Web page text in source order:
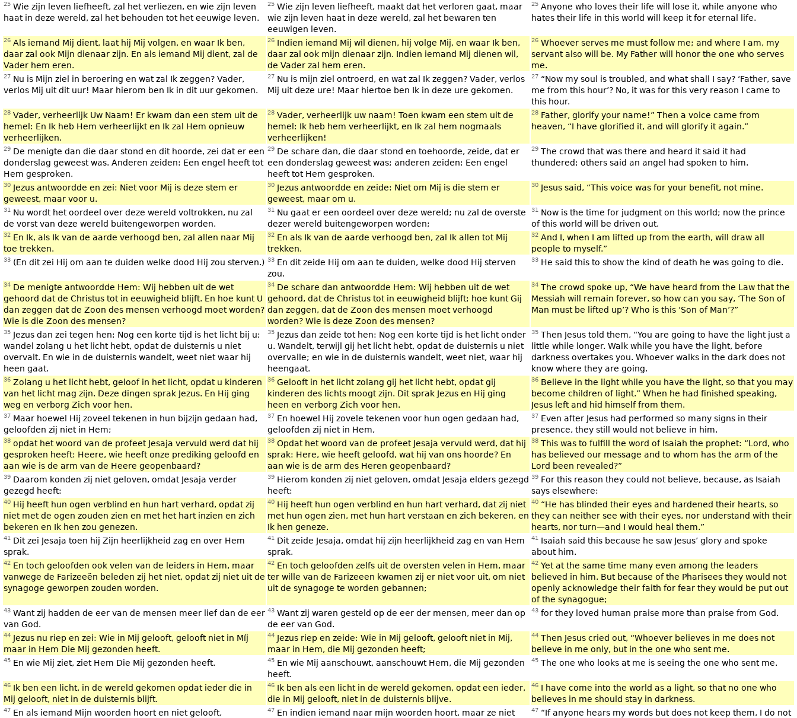
25 Wie zijn leven liefheeft, zal het verliezen, en wie zijn leven
haat in deze wereld, zal het behouden tot het eeuwige leven.
25 Wie zijn leven liefheeft, maakt dat het verloren gaat, maar
wie zijn leven haat in deze wereld, zal het bewaren ten
eeuwigen leven.
25 Anyone who loves their life will lose it, while anyone who
hates their life in this world will keep it for eternal life.
26 Als iemand Mij dient, laat hij Mij volgen, en waar Ik ben,
daar zal ook Mijn dienaar zijn. En als iemand Mij dient, zal de
Vader hem eren.
26 Indien iemand Mij wil dienen, hij volge Mij, en waar Ik ben,
daar zal ook mijn dienaar zijn. Indien iemand Mij dienen wil,
de Vader zal hem eren.
26 Whoever serves me must follow me; and where I am, my
servant also will be. My Father will honor the one who serves
me.
27 Nu is Mijn ziel in beroering en wat zal Ik zeggen? Vader,
verlos Mij uit dit uur! Maar hierom ben Ik in dit uur gekomen.
27 Nu is mijn ziel ontroerd, en wat zal Ik zeggen? Vader, verlos
Mij uit deze ure! Maar hiertoe ben Ik in deze ure gekomen.
27 “Now my soul is troubled, and what shall I say? ‘Father, save
me from this hour’? No, it was for this very reason I came to
this hour.
28 Vader, verheerlijk Uw Naam! Er kwam dan een stem uit de
hemel: En Ik heb Hem verheerlijkt en Ik zal Hem opnieuw
verheerlijken.
28 Vader, verheerlijk uw naam! Toen kwam een stem uit de
hemel: Ik heb hem verheerlijkt, en Ik zal hem nogmaals
verheerlijken!
28 Father, glorify your name!” Then a voice came from
heaven, “I have glorified it, and will glorify it again.”
29 De menigte dan die daar stond en dit hoorde, zei dat er een
donderslag geweest was. Anderen zeiden: Een engel heeft tot
Hem gesproken.
29 De schare dan, die daar stond en toehoorde, zeide, dat er
een donderslag geweest was; anderen zeiden: Een engel
heeft tot Hem gesproken.
29 The crowd that was there and heard it said it had
thundered; others said an angel had spoken to him.
30 Jezus antwoordde en zei: Niet voor Mij is deze stem er
geweest, maar voor u.
30 Jezus antwoordde en zeide: Niet om Mij is die stem er
geweest, maar om u.
30 Jesus said, “This voice was for your benefit, not mine.
31 Nu wordt het oordeel over deze wereld voltrokken, nu zal
de vorst van deze wereld buitengeworpen worden.
31 Nu gaat er een oordeel over deze wereld; nu zal de overste
dezer wereld buitengeworpen worden;
31 Now is the time for judgment on this world; now the prince
of this world will be driven out.
32 En Ik, als Ik van de aarde verhoogd ben, zal allen naar Mij
toe trekken.
32 En als Ik van de aarde verhoogd ben, zal Ik allen tot Mij
trekken.
32 And I, when I am lifted up from the earth, will draw all
people to myself.”
33 (En dit zei Hij om aan te duiden welke dood Hij zou sterven.) 33 En dit zeide Hij om aan te duiden, welke dood Hij sterven
zou.
33 He said this to show the kind of death he was going to die.
34 De menigte antwoordde Hem: Wij hebben uit de wet
gehoord dat de Christus tot in eeuwigheid blijft. En hoe kunt U
dan zeggen dat de Zoon des mensen verhoogd moet worden?
Wie is die Zoon des mensen?
34 De schare dan antwoordde Hem: Wij hebben uit de wet
gehoord, dat de Christus tot in eeuwigheid blijft; hoe kunt Gij
dan zeggen, dat de Zoon des mensen moet verhoogd
worden? Wie is deze Zoon des mensen?
34 The crowd spoke up, “We have heard from the Law that the
Messiah will remain forever, so how can you say, ‘The Son of
Man must be lifted up’? Who is this ‘Son of Man’?”
35 Jezus dan zei tegen hen: Nog een korte tijd is het licht bij u;
wandel zolang u het licht hebt, opdat de duisternis u niet
overvalt. En wie in de duisternis wandelt, weet niet waar hij
heen gaat.
35 Jezus dan zeide tot hen: Nog een korte tijd is het licht onder
u. Wandelt, terwijl gij het licht hebt, opdat de duisternis u niet
overvalle; en wie in de duisternis wandelt, weet niet, waar hij
heengaat.
35 Then Jesus told them, “You are going to have the light just a
little while longer. Walk while you have the light, before
darkness overtakes you. Whoever walks in the dark does not
know where they are going.
36 Zolang u het licht hebt, geloof in het licht, opdat u kinderen
van het licht mag zijn. Deze dingen sprak Jezus. En Hij ging
weg en verborg Zich voor hen.
36 Gelooft in het licht zolang gij het licht hebt, opdat gij
kinderen des lichts moogt zijn. Dit sprak Jezus en Hij ging
heen en verborg Zich voor hen.
36 Believe in the light while you have the light, so that you may
become children of light.” When he had finished speaking,
Jesus left and hid himself from them.
37 Maar hoewel Hij zoveel tekenen in hun bijzijn gedaan had,
geloofden zij niet in Hem;
37 En hoewel Hij zovele tekenen voor hun ogen gedaan had,
geloofden zij niet in Hem,
37 Even after Jesus had performed so many signs in their
presence, they still would not believe in him.
38 opdat het woord van de profeet Jesaja vervuld werd dat hij
gesproken heeft: Heere, wie heeft onze prediking geloofd en
aan wie is de arm van de Heere geopenbaard?
38 Opdat het woord van de profeet Jesaja vervuld werd, dat hij
sprak: Here, wie heeft geloofd, wat hij van ons hoorde? En
aan wie is de arm des Heren geopenbaard?
38 This was to fulfill the word of Isaiah the prophet: “Lord, who
has believed our message and to whom has the arm of the
Lord been revealed?”
39 Daarom konden zij niet geloven, omdat Jesaja verder
gezegd heeft:
39 Hierom konden zij niet geloven, omdat Jesaja elders gezegd
heeft:
39 For this reason they could not believe, because, as Isaiah
says elsewhere:
40 Hij heeft hun ogen verblind en hun hart verhard, opdat zij
niet met de ogen zouden zien en met het hart inzien en zich
bekeren en Ik hen zou genezen.
40 Hij heeft hun ogen verblind en hun hart verhard, dat zij niet
met hun ogen zien, met hun hart verstaan en zich bekeren, en
Ik hen geneze.
40 “He has blinded their eyes and hardened their hearts, so
they can neither see with their eyes, nor understand with their
hearts, nor turn—and I would heal them.”
41 Dit zei Jesaja toen hij Zijn heerlijkheid zag en over Hem
sprak.
41 Dit zeide Jesaja, omdat hij zijn heerlijkheid zag en van Hem
sprak.
41 Isaiah said this because he saw Jesus’ glory and spoke
about him.
42 En toch geloofden ook velen van de leiders in Hem, maar
vanwege de Farizeeën beleden zij het niet, opdat zij niet uit de
synagoge geworpen zouden worden.
42 En toch geloofden zelfs uit de oversten velen in Hem, maar
ter wille van de Farizeeen kwamen zij er niet voor uit, om niet
uit de synagoge te worden gebannen;
42 Yet at the same time many even among the leaders
believed in him. But because of the Pharisees they would not
openly acknowledge their faith for fear they would be put out
of the synagogue;
43 Want zij hadden de eer van de mensen meer lief dan de eer
van God.
43 Want zij waren gesteld op de eer der mensen, meer dan op
de eer van God.
43 for they loved human praise more than praise from God.
44 Jezus nu riep en zei: Wie in Mij gelooft, gelooft niet in Míj
maar in Hem Die Mij gezonden heeft.
44 Jezus riep en zeide: Wie in Mij gelooft, gelooft niet in Mij,
maar in Hem, die Mij gezonden heeft;
44 Then Jesus cried out, “Whoever believes in me does not
believe in me only, but in the one who sent me.
45 En wie Mij ziet, ziet Hem Die Mij gezonden heeft. 45 En wie Mij aanschouwt, aanschouwt Hem, die Mij gezonden
heeft.
45 The one who looks at me is seeing the one who sent me.
46 Ik ben een licht, in de wereld gekomen opdat ieder die in
Mij gelooft, niet in de duisternis blijft.
46 Ik ben als een licht in de wereld gekomen, opdat een ieder,
die in Mij gelooft, niet in de duisternis blijve.
46 I have come into the world as a light, so that no one who
believes in me should stay in darkness.
47 En als iemand Mijn woorden hoort en niet gelooft, 47 En indien iemand naar mijn woorden hoort, maar ze niet 47 “If anyone hears my words but does not keep them, I do not